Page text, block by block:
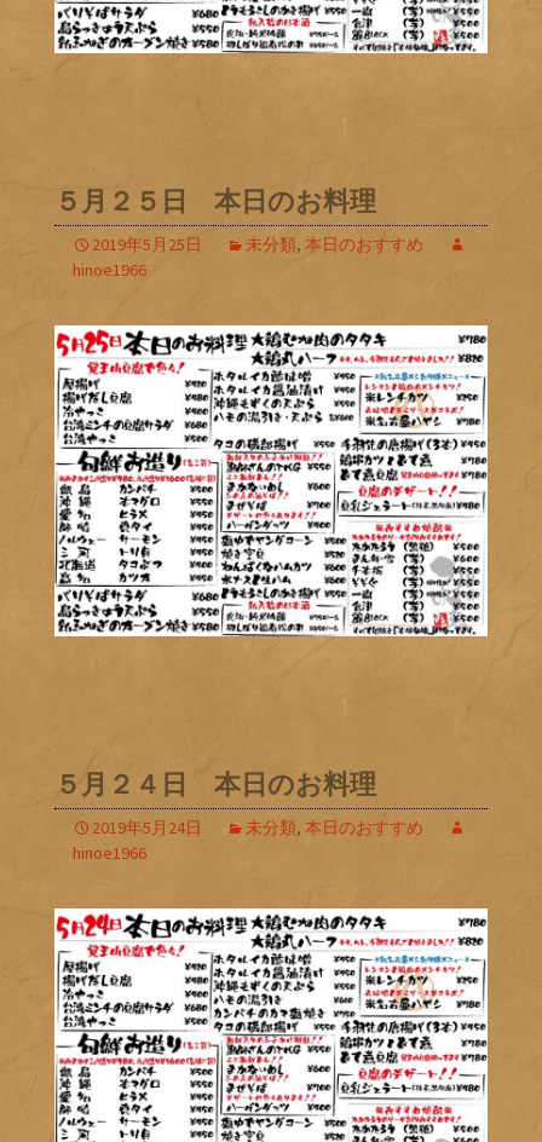
５月２５日 本日のお料理
2019年5月25日 未分類, 本日のおすすめ
hinoe1966
５月２４日 本日のお料理
2019年5月24日 未分類, 本日のおすすめ
hinoe1966